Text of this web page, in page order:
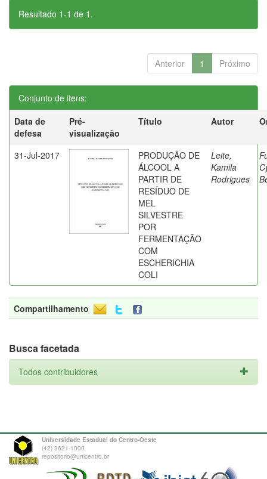
Resultado 1-1 de 1.
Anterior 1 Próximo
Conjunto de itens:
Data de
defesa
Pré-
visualização
Título Autor
31-Jul-2017
PRODUÇÃO DE
ÁLCOOL A
PARTIR DE
RESÍDUO DE
MEL
SILVESTRE
POR
FERMENTAÇÃO
COM
ESCHERICHIA
COLI
Leite,
Kamila
Rodrigues
Compartilhamento
Busca facetada
Todos contribuidores
Universidade Estadual do Centro-Oeste
(42) 3621-1000
repositorio@unicentro.br